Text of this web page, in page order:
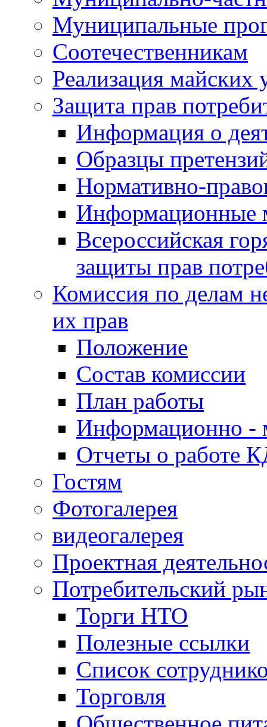
Муниципальные
Соотечественникам
Реализация майских
Защита прав
Информация о
Образцы
Нормативно-
Информационные
Всероссийская
защиты прав
Комиссия по делам
их прав
Положение
Состав комиссии
План работы
Информационно -
Отчеты о работе
Гостям
Фотогалерея
видеогалерея
Проектная
Потребительский
Торги НТО
Полезные ссылки
Список
Торговля